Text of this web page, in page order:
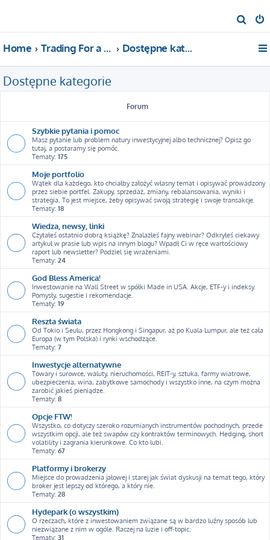
z
j
Home Trading For a Living Dostępne kategorie
Dostępne kategorie
Forum
Szybkie pytania i pomoc
Masz pytanie lub problem natury inwestycyjnej albo technicznej? Opisz go
tutaj, a postaramy się pomóc.
Tematy: 175
Moje portfolio
Wątek dla każdego, kto chciałby założyć własny temat i opisywać prowadzony
przez siebie portfel. Zakupy, sprzedaż, zmiany, rebalansowania, wyniki i
strategia. To jest miejsce, żeby opisywać swoją strategię i swoje transakcje.
Tematy: 18
Wiedza, newsy, linki
Czytałeś ostatnio dobrą książkę? Znalazłeś fajny webinar? Odkryłeś ciekawy
artykuł w prasie lub wpis na innym blogu? Wpadł Ci w ręce wartościowy
raport lub newsletter? Podziel się wrażeniami.
Tematy: 24
God Bless America!
Inwestowanie na Wall Street w spółki Made in USA. Akcje, ETF-y i indeksy.
Pomysły, sugestie i rekomendacje.
Tematy: 19
Reszta świata
Od Tokio i Seulu, przez Hongkong i Singapur, aż po Kuala Lumpur, ale też cała
Europa (w tym Polska) i rynki wschodzące.
Tematy: 7
Inwestycje alternatywne
Towary i surowce, waluty, nieruchomości, REIT-y, sztuka, farmy wiatrowe,
ubezpieczenia, wina, zabytkowe samochody i wszystko inne, na czym można
zarobić jakieś pieniądze.
Tematy: 8
Opcje FTW!
Wszystko, co dotyczy szeroko rozumianych instrumentów pochodnych, przede
wszystkim opcji, ale też swapów czy kontraktów terminowych. Hedging, short
volatility i zagrania kierunkowe. Co kto lubi.
Tematy: 67
Platformy i brokerzy
Miejsce do prowadzenia jałowej i starej jak świat dyskusji na temat tego, który
broker jest lepszy od którego, a który nie.
Tematy: 28
Hydepark (o wszystkim)
O rzeczach, które z inwestowaniem związane są w bardzo luźny sposób lub
niezwiązane z nim w ogóle. Raczej na luzie i off-topic.
Tematy: 31